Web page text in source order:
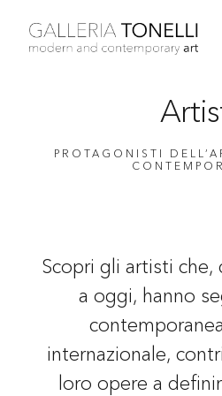
Home
About
Artisti
News
PROTAGONISTI
Scopri gli artisti
a oggi, hanno
internazionale,
loro opere a